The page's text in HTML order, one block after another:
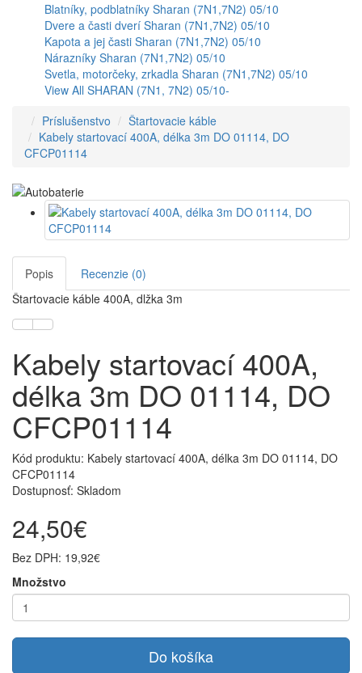
Blatníky, podblatníky Sharan (7N1,7N2) 05/10
Dvere a časti dverí Sharan (7N1,7N2) 05/10
Kapota a jej časti Sharan (7N1,7N2) 05/10
Nárazníky Sharan (7N1,7N2) 05/10
Svetla, motorčeky, zrkadla Sharan (7N1,7N2) 05/10
View All SHARAN (7N1, 7N2) 05/10-
Príslušenstvo
Štartovacie káble
Kabely startovací 400A, délka 3m DO 01114, DO
CFCP01114
Popis
Recenzie (0)
Štartovacie káble 400A, dlžka 3m
Kabely startovací 400A,
délka 3m DO 01114, DO
CFCP01114
Kód produktu: Kabely startovací 400A, délka 3m DO 01114, DO
CFCP01114
Dostupnosť: Skladom
24,50€
Bez DPH: 19,92€
Množstvo
Do košíka